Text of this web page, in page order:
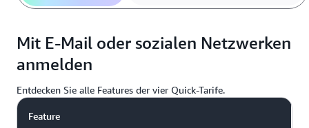
Mit E-Mail oder sozialen Netzwerken
anmelden
Entdecken Sie alle Features der vier Quick-Tarife.
Feature